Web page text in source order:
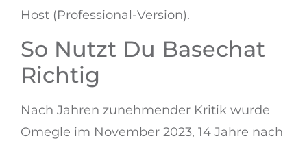
Host (Professional-Version).
So Nutzt Du Basechat
Richtig
Nach Jahren zunehmender Kritik wurde
Omegle im November 2023, 14 Jahre nach